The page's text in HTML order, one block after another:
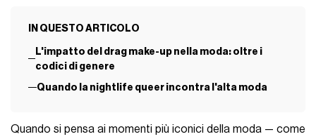
IN QUESTO ARTICOLO
L'impatto del drag make-up nella moda: oltre i
codici di genere
Quando la nightlife queer incontra l'alta moda
Quando si pensa ai momenti più iconici della moda — come